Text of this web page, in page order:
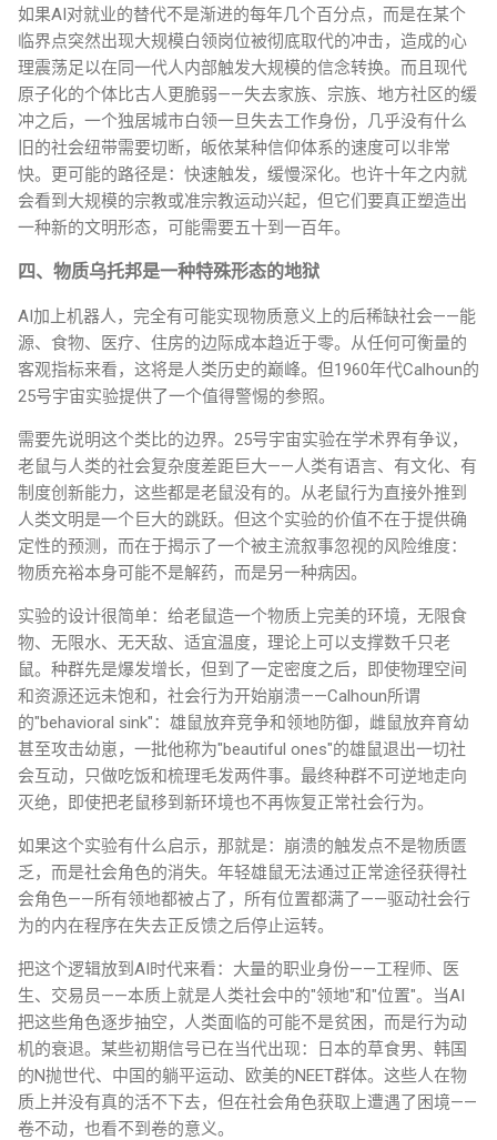
如果AI对就业的替代不是渐进的每年几个百分点，而是在某个
临界点突然出现大规模白领岗位被彻底取代的冲击，造成的心
理震荡足以在同一代人内部触发大规模的信念转换。而且现代
原子化的个体比古人更脆弱——失去家族、宗族、地方社区的缓
冲之后，一个独居城市白领一旦失去工作身份，几乎没有什么
旧的社会纽带需要切断，皈依某种信仰体系的速度可以非常
快。更可能的路径是：快速触发，缓慢深化。也许十年之内就
会看到大规模的宗教或准宗教运动兴起，但它们要真正塑造出
一种新的文明形态，可能需要五十到一百年。
四、物质乌托邦是一种特殊形态的地狱
AI加上机器人，完全有可能实现物质意义上的后稀缺社会——能
源、食物、医疗、住房的边际成本趋近于零。从任何可衡量的
客观指标来看，这将是人类历史的巅峰。但1960年代Calhoun的
25号宇宙实验提供了一个值得警惕的参照。
需要先说明这个类比的边界。25号宇宙实验在学术界有争议，
老鼠与人类的社会复杂度差距巨大——人类有语言、有文化、有
制度创新能力，这些都是老鼠没有的。从老鼠行为直接外推到
人类文明是一个巨大的跳跃。但这个实验的价值不在于提供确
定性的预测，而在于揭示了一个被主流叙事忽视的风险维度：
物质充裕本身可能不是解药，而是另一种病因。
实验的设计很简单：给老鼠造一个物质上完美的环境，无限食
物、无限水、无天敌、适宜温度，理论上可以支撑数千只老
鼠。种群先是爆发增长，但到了一定密度之后，即使物理空间
和资源还远未饱和，社会行为开始崩溃——Calhoun所谓
的"behavioral sink"：雄鼠放弃竞争和领地防御，雌鼠放弃育幼
甚至攻击幼崽，一批他称为"beautiful ones"的雄鼠退出一切社
会互动，只做吃饭和梳理毛发两件事。最终种群不可逆地走向
灭绝，即使把老鼠移到新环境也不再恢复正常社会行为。
如果这个实验有什么启示，那就是：崩溃的触发点不是物质匮
乏，而是社会角色的消失。年轻雄鼠无法通过正常途径获得社
会角色——所有领地都被占了，所有位置都满了——驱动社会行
为的内在程序在失去正反馈之后停止运转。
把这个逻辑放到AI时代来看：大量的职业身份——工程师、医
生、交易员——本质上就是人类社会中的"领地"和"位置"。当AI
把这些角色逐步抽空，人类面临的可能不是贫困，而是行为动
机的衰退。某些初期信号已在当代出现：日本的草食男、韩国
的N抛世代、中国的躺平运动、欧美的NEET群体。这些人在物
质上并没有真的活不下去，但在社会角色获取上遭遇了困境——
卷不动，也看不到卷的意义。